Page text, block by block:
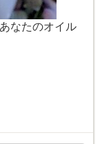
なたのオイル